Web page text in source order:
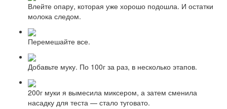
Влейте опару, которая уже хорошо подошла. И остатки
молока следом.
Перемешайте все.
Добавьте муку. По 100г за раз, в несколько этапов.
200г муки я вымесила миксером, а затем сменила
насадку для теста — стало туговато.